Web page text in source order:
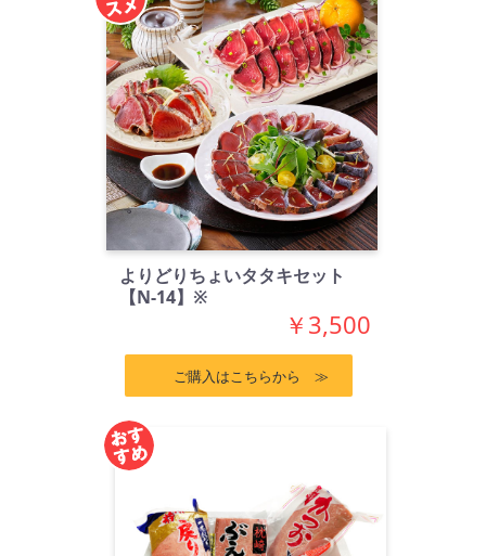
よりどりちょいタタキセット
【N-14】※
￥3,500
ご購入はこちらから ≫